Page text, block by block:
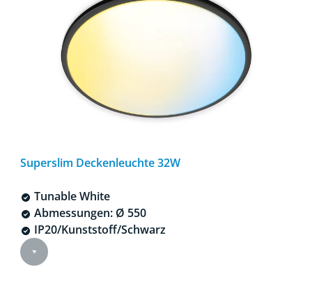
Superslim Deckenleuchte 32W
Tunable White
Abmessungen: Ø 550
IP20/Kunststoff/Schwarz